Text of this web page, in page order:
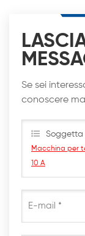
Se sei
conoscere
Soggetta
Macchina per
10 A